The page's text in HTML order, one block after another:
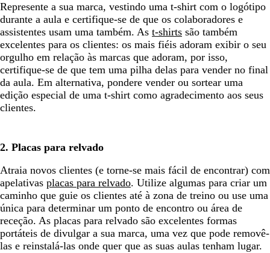
Represente a sua marca, vestindo uma t-shirt com o logótipo
durante a aula e certifique-se de que os colaboradores e
assistentes usam uma também. As t-shirts são também
excelentes para os clientes: os mais fiéis adoram exibir o seu
orgulho em relação às marcas que adoram, por isso,
certifique-se de que tem uma pilha delas para vender no final
da aula. Em alternativa, pondere vender ou sortear uma
edição especial de uma t-shirt como agradecimento aos seus
clientes.
2. Placas para relvado
Atraia novos clientes (e torne-se mais fácil de encontrar) com
apelativas placas para relvado. Utilize algumas para criar um
caminho que guie os clientes até à zona de treino ou use uma
única para determinar um ponto de encontro ou área de
receção. As placas para relvado são excelentes formas
portáteis de divulgar a sua marca, uma vez que pode removê-
las e reinstalá-las onde quer que as suas aulas tenham lugar.